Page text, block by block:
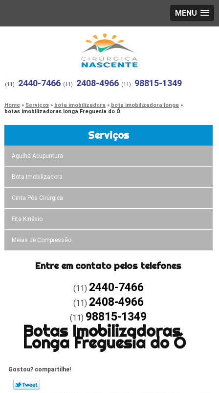
MENU
(11) 2440-7466 (11) 2408-4966 (11) 98815-1349
Home Serviços bota imobilizadora
bota imobilizadora longa
botas imobilizadoras longa Freguesia do Ó
Serviços
Agulha Acupuntura
Bota Imobilizadora
Cinta Pós Cirúrgica
Fita Kinésio
Meias de Compressão
Entre em contato pelos telefones
(11) 2440-7466
(11) 2408-4966
(11) 98815-1349
Botas Imobilizadoras
Longa Freguesia do Ó
Gostou? compartilhe!